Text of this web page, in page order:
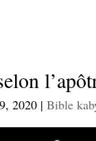
2020| Bible